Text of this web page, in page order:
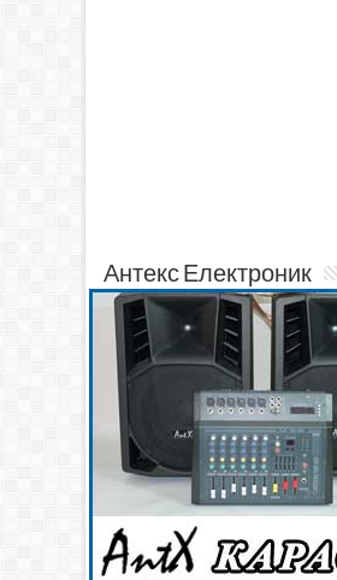
Антекс Електроник